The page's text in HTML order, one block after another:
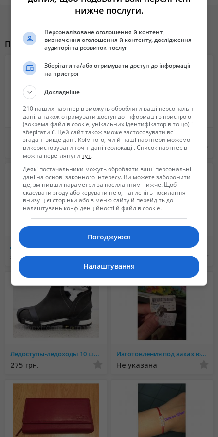
для дрібних речей, а також зовнішню кишеню на блискавці для
• Водовідштовхувальна тканина: не боїться дощу та снігу, ваші речі
завжди будуть сухими.
• Компактність: сумка складається в маленьку сумочку, не
займаючи багато місця.
Ця сумка стане незамінним помічником у будь-якій подорожі!
Замовляйте її вже зараз і вирушайте в дорогу з комфортом!
P.S. Не забудьте про кишеню на блискавці біля ручки — вона
ідеально підходить для зберігання документів, телефону або інших
дрібних речей, які завжди повинні бути під рукою.
Сайт ooosilena.com.ua/ua
Похожие объявления
Планшет для окрашивания волос волос
120 грн. Не указана
5 500 грн. 1 200 грн.
Ледоступы-ледоходы 10 шипов все размеры
275 грн.
Изготовления под заказ ювелирные изделия
Не указана
нижче послуги.
Персоналізоване оголошення й контент,
визначення оголошення й контенту, дослідження
аудиторії та розвиток послуг
Зберігати та/або отримувати доступ до інформації
на пристрої
Докладніше
210 наших партнерів зможуть обробляти ваші персональні
дані, а також отримувати доступ до інформації з пристрою
(зокрема файлів cookie, унікальних ідентифікаторів тощо) і
зберігати її. Цей сайт також зможе застосовувати всі
згадані вище дані. Крім того, ми й наші партнери можемо
використовувати точні дані геолокації. Список партнерів
можна переглянутитут.
Деякі постачальники можуть обробляти ваші персональні
дані на основі законного інтересу. Ви можете заборонити
це, змінивши параметри за посиланням нижче. Щоб
скасувати згоду або керувати нею, натисніть посилання
внизу цієї сторінки або в меню сайту й перейдіть до
налаштувань конфіденційності й файлів cookie.
Погоджуюся
Налаштування